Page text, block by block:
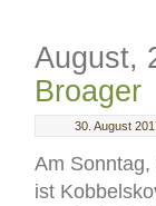
August,
Broager
30. August
Am
ist